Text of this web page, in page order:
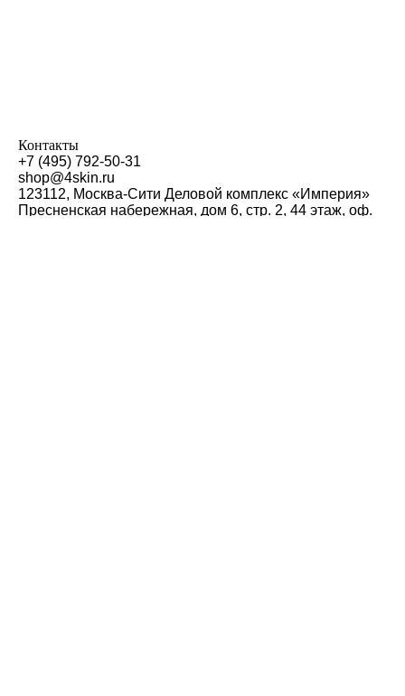
Контакты
+7 (495) 792-50-31
shop@4skin.ru
123112, Москва-Сити Деловой комплекс «Империя»
Пресненская набережная, дом 6, стр. 2, 44 этаж, оф.